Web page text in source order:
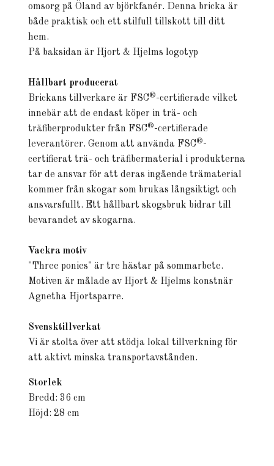
omsorg på Öland av björkfanér. Denna bricka är
både praktisk och ett stilfull tillskott till ditt
hem.
På baksidan är Hjort & Hjelms logotyp
Hållbart producerat
Brickans tillverkare är FSC®-certifierade vilket
innebär att de endast köper in trä- och
träfiberprodukter från FSC®-certifierade
leverantörer. Genom att använda FSC®-
certifierat trä- och träfibermaterial i produkterna
tar de ansvar för att deras ingående trämaterial
kommer från skogar som brukas långsiktigt och
ansvarsfullt. Ett hållbart skogsbruk bidrar till
bevarandet av skogarna.
Vackra motiv
"Three ponies" är tre hästar på sommarbete.
Motiven är målade av Hjort & Hjelms konstnär
Agnetha Hjortsparre.
Svensktillverkat
Vi är stolta över att stödja lokal tillverkning för
att aktivt minska transportavstånden.
Storlek
Bredd: 36 cm
Höjd: 28 cm